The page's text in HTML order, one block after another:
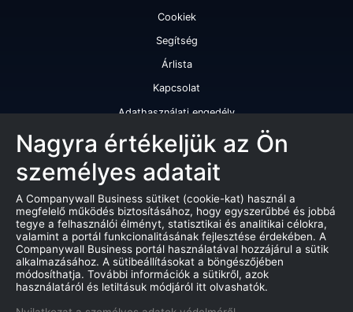
Cookiek
Segítség
Árlista
Kapcsolat
Adathasználati engedély
Szolgáltatásaink
Cégminősítés
Cégminősítési riport
Kiváló cégminősítési tanúsítvány
Termékek
Companywall Business - Adattovábbítási szerződés
Nagyra értékeljük az Ön
személyes adatait
A Companywall Business sütiket (cookie-kat) használ a
megfelelő működés biztosításához, hogy egyszerűbbé és jobbá
tegye a felhasználói élményt, statisztikai és analitikai célokra,
valamint a portál funkcionalitásának fejlesztése érdekében. A
Companywall Business portál használatával hozzájárul a sütik
alkalmazásához. A sütibeállításokat a böngészőjében
módosíthatja. További információk a sütikről, azok
használatáról és letiltásuk módjáról itt olvashatók.